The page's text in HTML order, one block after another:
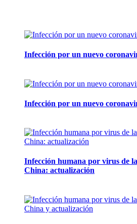
Infección por un nuevo
Infección por un nuevo
Infección humana por virus de
China: actualización